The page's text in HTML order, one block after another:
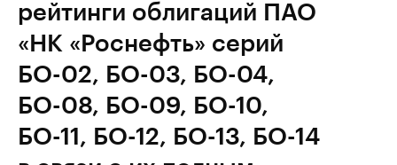
рейтинги облигаций ПАО
«НК «Роснефть» серий
БО-02, БО-03, БО-04,
БО-08, БО-09, БО-10,
БО-11, БО-12, БО-13, БО-14